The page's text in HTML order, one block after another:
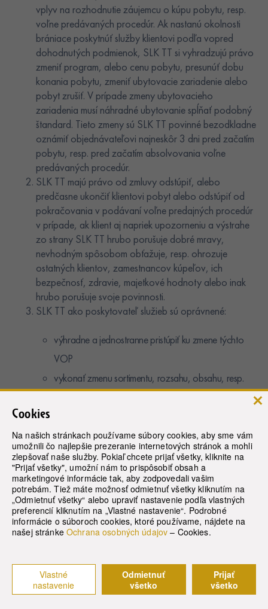
Cookies
Na našich stránkach používame súbory cookies, aby sme vám
umožnili čo najlepšie prezeranie internetových stránok a mohli
zlepšovať naše služby. Pokiaľ chcete prijať všetky, kliknite na
"Prijať všetky", umožní nám to prispôsobiť obsah a
marketingové informácie tak, aby zodpovedali vašim
potrebám. Tiež máte možnosť odmietnuť všetky kliknutím na
„Odmietnuť všetky“ alebo upraviť nastavenie podľa vlastných
preferencií kliknutím na „Vlastné nastavenie“. Podrobné
informácie o súboroch cookies, ktoré používame, nájdete na
našej stránke Ochrana osobných údajov – Cookies.
Vlastné
nastavenie
Odmietnuť
všetko
Prijať
všetko
vplyv na rozhodnutie záujemcu o kúpu pobytu, resp.
voľne predávaných procedúr. Ak nastanú okolnosti
brániace poskytnúť služby klientovi podľa vopred
dohodnutých podmienok, SLK TT si vyhradzujú právo
zmeniť program, alebo cenu pobytu, presunúť dobu
konania pobytu, zmeniť ubytovacie zariadenie alebo
pobyt zrušiť. V prípade zmeny ubytovacieho
zariadenia musí náhradné ubytovanie spĺňať podobný
štandard. Tieto zmeny sú SLK TT povinné bezodkladne
oznámiť objednávateľovi najneskôr 3 dni pred začatím
pobytu, resp. pred začatím absolvovania voľne
predávaných procedúr.
SLK TT majú právo od zmluvy odstúpiť, alebo
predčasne ukončiť klientovi pobyt alebo odstúpiť od
pokračovania v podávaní voľne predajných procedúr
v prípade, ak klient aj napriek upozorneniu a výstrahe
zo strany SLK TT hrubo porušuje dobré mravy,
nevhodným spôsobom obťažuje, resp. ohrozuje
ostatných klientov, zamestnancov kúpeľov, ich
bezpečnosť, zdravie, majetkové hodnoty alebo inak
hrubo porušuje svoje povinnosti.
SLK TT ako poskytovateľ služieb sú oprávnené:
výhradne a jednostranne pristúpiť ku zmene týchto
VOP
vykonať zmenu sortimentu, rozsahu, obsahu, resp.
zmenu podmienok poskytovania zazmluvnených
produktov a služieb za podmienok upravených
v týchto VOP
inkasovať stornopoplatky vo výške a za podmienok
upravených v týchto VOP
kompenzovať svoj nárok vyplývajúci zo storno
služby
neprijať a neubytovať klienta, nepotvrdiť mu